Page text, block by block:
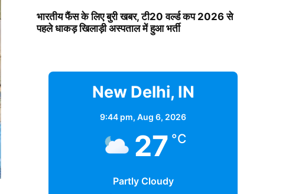
भारतीय फैंस के लिए बुरी खबर, टी20 वर्ल्ड कप 2026 से
पहले धाकड़ खिलाड़ी अस्पताल में हुआ भर्ती
New Delhi, IN
9:44 pm, Aug 6, 2026
27 °C
Partly Cloudy